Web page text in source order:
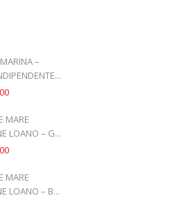
–
MARE
LOANO – G...
MARE
LOANO – B...